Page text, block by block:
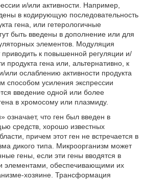
и/или активности. Например,
в кодирующую последовательность
гена, или гетерологичные
быть введены в дополнение или для
элементов. Модуляция
приводить к повышенной регуляции и/
продукта гена или, альтернативно, к
или ослаблению активности продукта
способом усиления экспрессии
введение одной или более
в хромосому или плазмиду.
означает, что ген был введен в
средств, хорошо известных
причем этот ген не встречается в
дикого типа. Микроорганизм может
гены, если эти гены вводятся в
элементами, обеспечивающими их
хозяине. Трансформация